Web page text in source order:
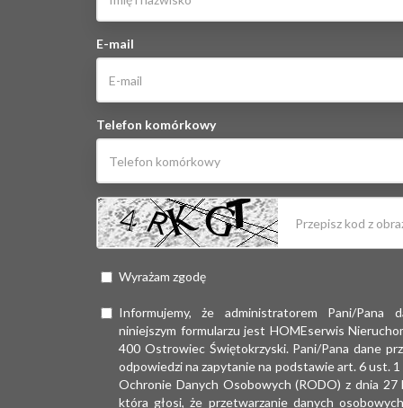
E-mail
Telefon komórkowy
Wyrażam zgodę
Informujemy, że administratorem Pani/Pana
niniejszym formularzu jest HOMEserwis
400 Ostrowiec Świętokrzyski. Pani/Pana dane
odpowiedzi na zapytanie na podstawie art. 6 ust.
Ochronie Danych Osobowych (RODO) z dnia 27
która głosi, że przetwarzanie danych